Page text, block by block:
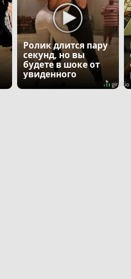
Ролик длится пару
секунд, но вы
будете в шоке от
увиденного